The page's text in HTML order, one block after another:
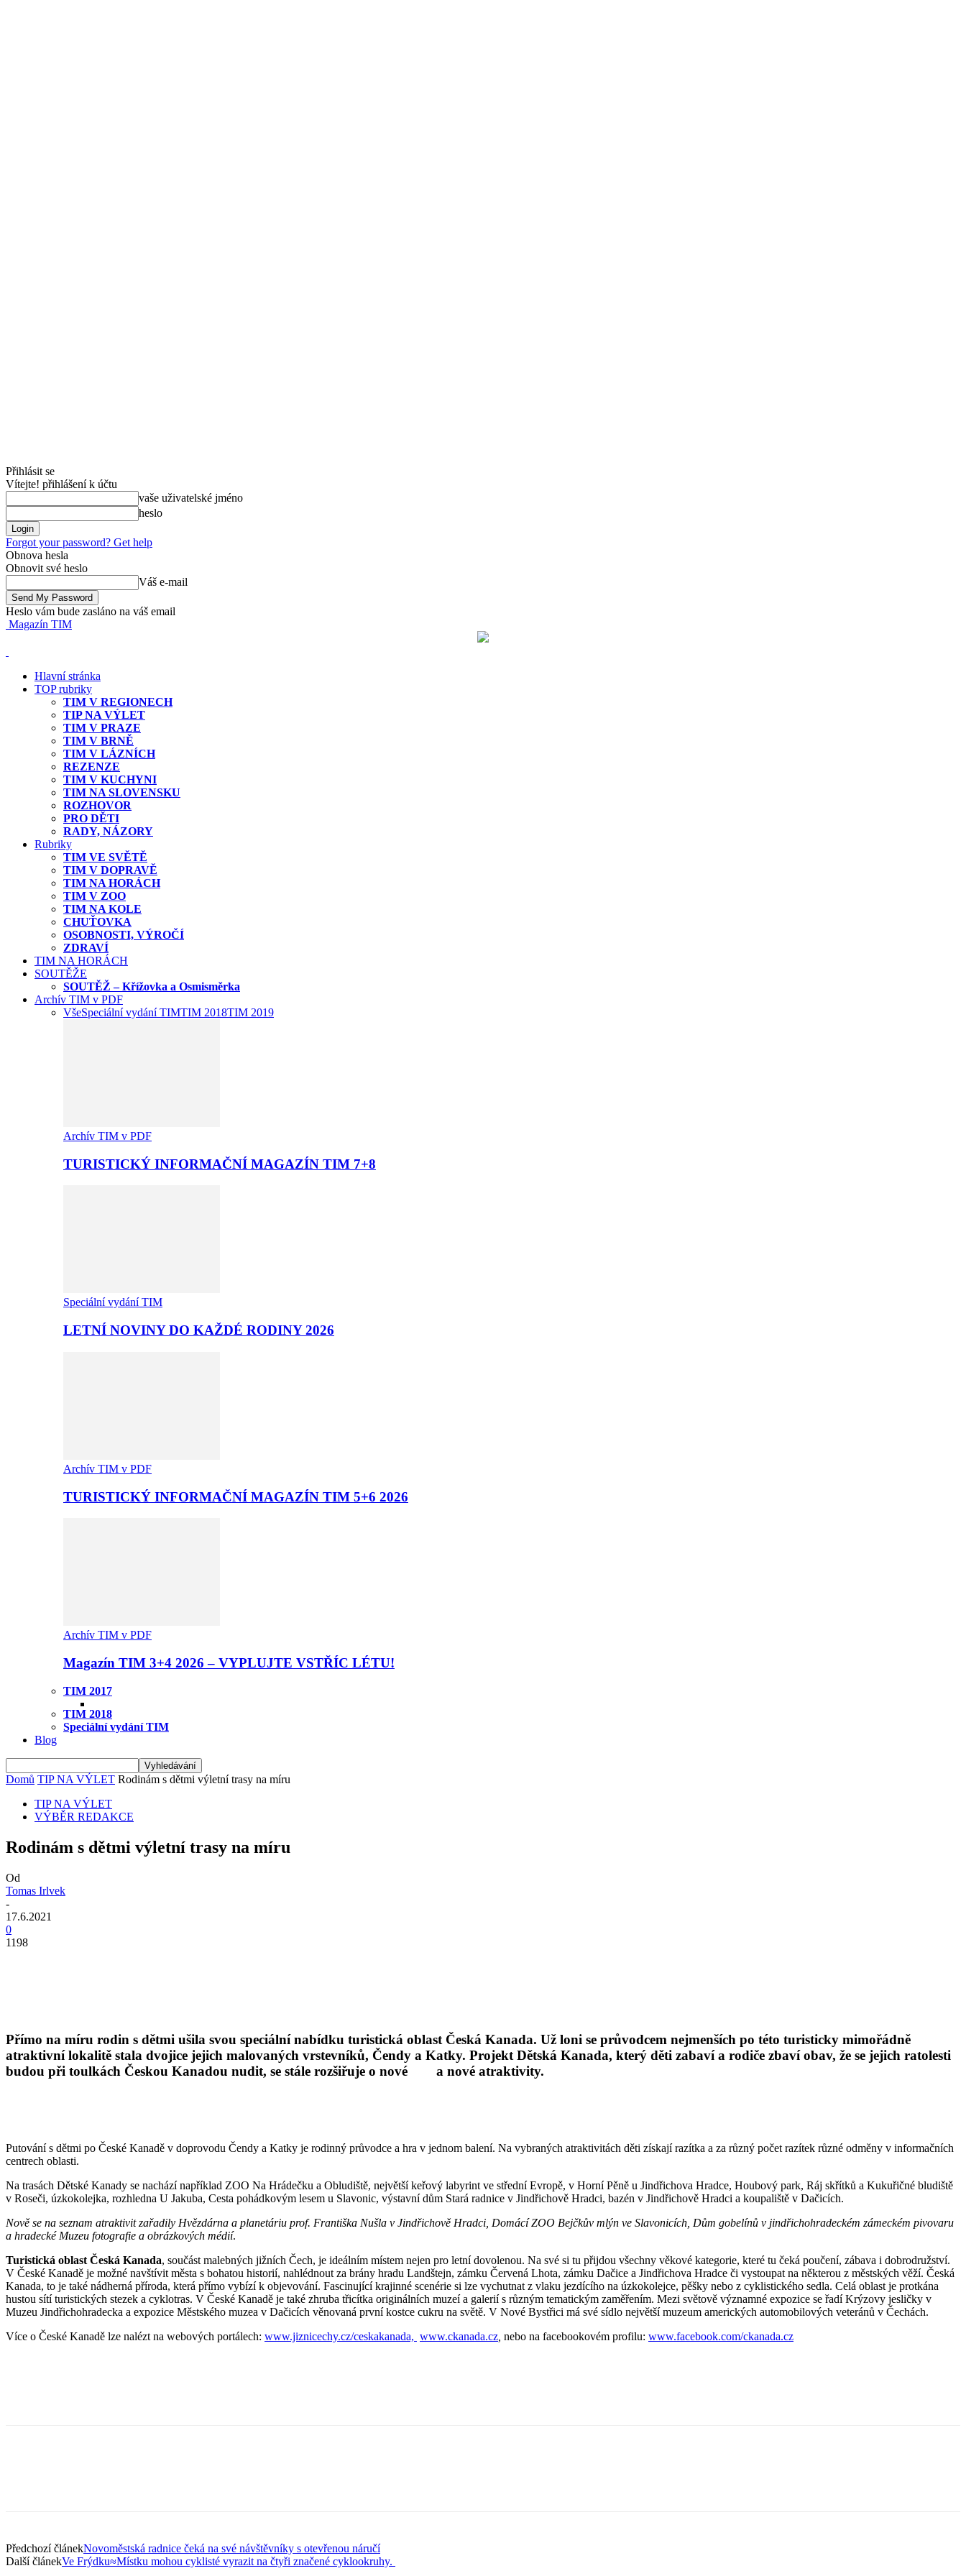
Přihlásit se
Vítejte! přihlášení k účtu
vaše uživatelské jméno
heslo
Forgot your password? Get help
Obnova hesla
Obnovit své heslo
Váš e-mail
Heslo vám bude zasláno na váš email
Magazín TIM
Hlavní stránka
TOP rubriky
TIM V REGIONECH
TIP NA VÝLET
TIM V PRAZE
TIM V BRNĚ
TIM V LÁZNÍCH
REZENZE
TIM V KUCHYNI
TIM NA SLOVENSKU
ROZHOVOR
PRO DĚTI
RADY, NÁZORY
Rubriky
TIM VE SVĚTĚ
TIM V DOPRAVĚ
TIM NA HORÁCH
TIM V ZOO
TIM NA KOLE
CHUŤOVKA
OSOBNOSTI, VÝROČÍ
ZDRAVÍ
TIM NA HORÁCH
SOUTĚŽE
SOUTĚŽ – Křížovka a Osmisměrka
Archív TIM v PDF
VšeSpeciální vydání TIMTIM 2018TIM 2019
Archív TIM v PDF
TURISTICKÝ INFORMAČNÍ MAGAZÍN TIM 7+8
Speciální vydání TIM
LETNÍ NOVINY DO KAŽDÉ RODINY 2026
Archív TIM v PDF
TURISTICKÝ INFORMAČNÍ MAGAZÍN TIM 5+6 2026
Archív TIM v PDF
Magazín TIM 3+4 2026 – VYPLUJTE VSTŘÍC LÉTU!
TIM 2017
TIM 2018
Speciální vydání TIM
Blog
Domů TIP NA VÝLET Rodinám s dětmi výletní trasy na míru
TIP NA VÝLET
VÝBĚR REDAKCE
Rodinám s dětmi výletní trasy na míru
Od
Tomas Irlvek
-
17.6.2021
0
1198
Přímo na míru rodin s dětmi ušila svou speciální nabídku turistická oblast Česká Kanada. Už loni se průvodcem nejmenších po této turisticky mimořádně
atraktivní lokalitě stala dvojice jejich malovaných vrstevníků, Čendy a Katky. Projekt Dětská Kanada, který děti zabaví a rodiče zbaví obav, že se jejich ratolesti
budou při toulkách Českou Kanadou nudit, se stále rozšiřuje o nové a nové atraktivity.
Putování s dětmi po České Kanadě v doprovodu Čendy a Katky je rodinný průvodce a hra v jednom balení. Na vybraných atraktivitách děti získají razítka a za různý počet razítek různé odměny v informačních
centrech oblasti.
Na trasách Dětské Kanady se nachází například ZOO Na Hrádečku a Obludiště, největší keřový labyrint ve střední Evropě, v Horní Pěně u Jindřichova Hradce, Houbový park, Ráj skřítků a Kukuřičné bludiště
v Roseči, úzkokolejka, rozhledna U Jakuba, Cesta pohádkovým lesem u Slavonic, výstavní dům Stará radnice v Jindřichově Hradci, bazén v Jindřichově Hradci a koupaliště v Dačicích.
Nově se na seznam atraktivit zařadily Hvězdárna a planetáriu prof. Františka Nušla v Jindřichově Hradci, Domácí ZOO Bejčkův mlýn ve Slavonicích, Dům gobelínů v jindřichohradeckém zámeckém pivovaru
a hradecké Muzeu fotografie a obrázkových médií.
Turistická oblast Česká Kanada, součást malebných jižních Čech, je ideálním místem nejen pro letní dovolenou. Na své si tu přijdou všechny věkové kategorie, které tu čeká poučení, zábava i dobrodružství.
V České Kanadě je možné navštívit města s bohatou historií, nahlédnout za brány hradu Landštejn, zámku Červená Lhota, zámku Dačice a Jindřichova Hradce či vystoupat na některou z městských věží. Česká
Kanada, to je také nádherná příroda, která přímo vybízí k objevování. Fascinující krajinné scenérie si lze vychutnat z vlaku jezdícího na úzkokolejce, pěšky nebo z cyklistického sedla. Celá oblast je protkána
hustou sítí turistických stezek a cyklotras. V České Kanadě je také zhruba třicítka originálních muzeí a galerií s různým tematickým zaměřením. Mezi světově významné expozice se řadí Krýzovy jesličky v
Muzeu Jindřichohradecka a expozice Městského muzea v Dačicích věnovaná první kostce cukru na světě. V Nové Bystřici má své sídlo největší muzeum amerických automobilových veteránů v Čechách.
Více o České Kanadě lze nalézt na webových portálech: www.jiznicechy.cz/ceskakanada, www.ckanada.cz nebo na facebookovém profilu: www.facebook.com/ckanada.cz
Předchozí článekNovoměstská radnice čeká na své návštěvníky s otevřenou náručí
Další článekVe Frýdku≈Místku mohou cyklisté vyrazit na čtyři značené cyklookruhy.